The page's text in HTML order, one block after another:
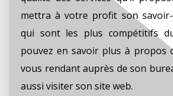
mettra à votre profit son
qui sont les plus compétitifs
pouvez en savoir plus à propos
vous rendant auprès de son
aussi visiter son site web.